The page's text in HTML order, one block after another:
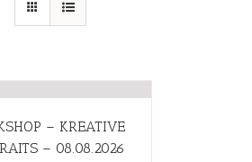
– KREATIVE
– 08.08.2026